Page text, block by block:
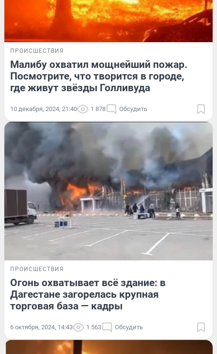
ПРОИСШЕСТВИЯ
Малибу охватил мощнейший пожар.
Посмотрите, что творится в городе,
где живут звёзды Голливуда
10 декабря, 2024, 21:40 1 878 Обсудить
ПРОИСШЕСТВИЯ
Огонь охватывает всё здание: в
Дагестане загорелась крупная
торговая база — кадры
6 октября, 2024, 14:43 1 563 Обсудить